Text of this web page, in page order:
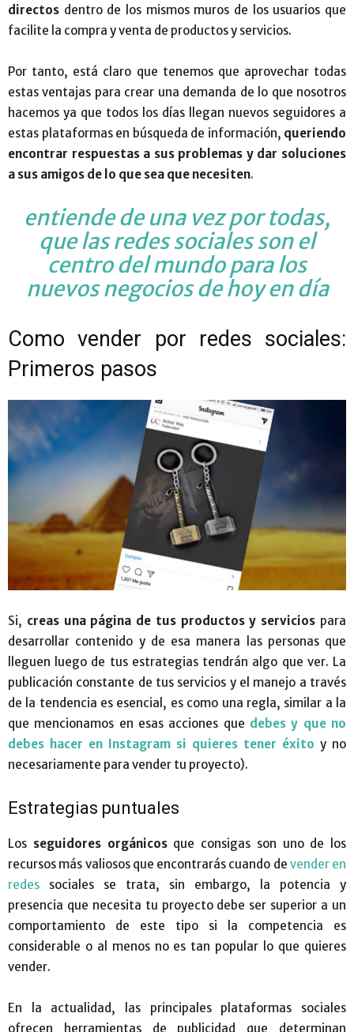
directos dentro de los mismos muros de los usuarios que
facilite la compra y venta de productos y servicios.
Por tanto, está claro que tenemos que aprovechar todas
estas ventajas para crear una demanda de lo que nosotros
hacemos ya que todos los días llegan nuevos seguidores a
estas plataformas en búsqueda de información, queriendo
encontrar respuestas a sus problemas y dar soluciones
a sus amigos de lo que sea que necesiten.
entiende de una vez por todas,
que las redes sociales son el
centro del mundo para los
nuevos negocios de hoy en día
Como vender por redes sociales:
Primeros pasos
Si, creas una página de tus productos y servicios para
desarrollar contenido y de esa manera las personas que
lleguen luego de tus estrategias tendrán algo que ver. La
publicación constante de tus servicios y el manejo a través
de la tendencia es esencial, es como una regla, similar a la
que mencionamos en esas acciones que debes y que no
debes hacer en Instagram si quieres tener éxito y no
necesariamente para vender tu proyecto).
Estrategias puntuales
Los seguidores orgánicosque consigas son uno de los
recursos más valiosos que encontrarás cuando de vender en
redes sociales se trata, sin embargo, la potencia y
presencia que necesita tu proyecto debe ser superior a un
comportamiento de este tipo si la competencia es
considerable o al menos no es tan popular lo que quieres
vender.
En la actualidad, las principales plataformas sociales
ofrecen herramientas de publicidad que determinan